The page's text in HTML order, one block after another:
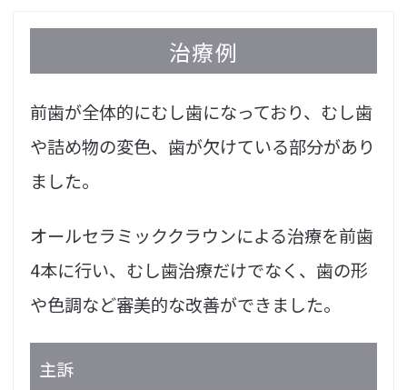
治療例
前歯が全体的にむし歯になっており、むし歯
や詰め物の変色、歯が欠けている部分があり
ました。
オールセラミッククラウンによる治療を前歯
4本に行い、むし歯治療だけでなく、歯の形
や色調など審美的な改善ができました。
主訴